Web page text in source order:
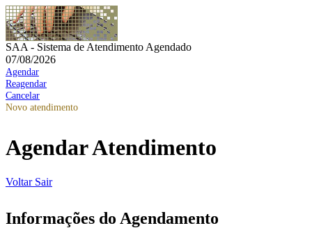
SAA - Sistema de Atendimento Agendado
07/08/2026
Agendar
Reagendar
Cancelar
Novo atendimento
Agendar Atendimento
Voltar Sair
Informações do Agendamento